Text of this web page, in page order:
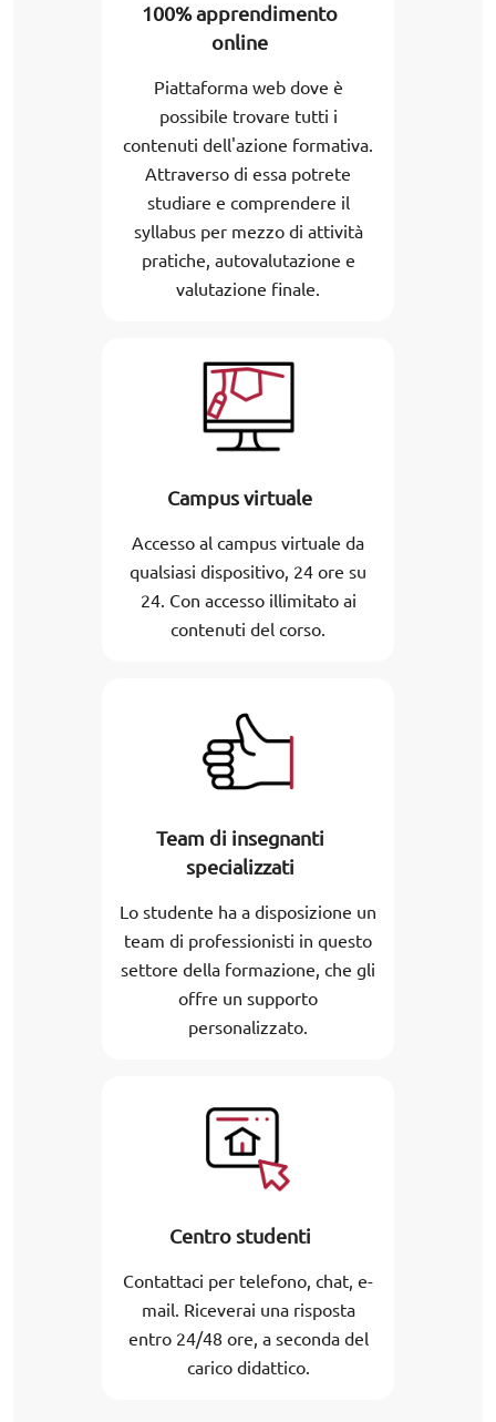
100% apprendimento
online
Piattaforma web dove è
possibile trovare tutti i
contenuti dell'azione formativa.
Attraverso di essa potrete
studiare e comprendere il
syllabus per mezzo di attività
pratiche, autovalutazione e
valutazione finale.
Campus virtuale
Accesso al campus virtuale da
qualsiasi dispositivo, 24 ore su
24. Con accesso illimitato ai
contenuti del corso.
Team di insegnanti
specializzati
Lo studente ha a disposizione un
team di professionisti in questo
settore della formazione, che gli
offre un supporto
personalizzato.
Centro studenti
Contattaci per telefono, chat, e-
mail. Riceverai una risposta
entro 24/48 ore, a seconda del
carico didattico.